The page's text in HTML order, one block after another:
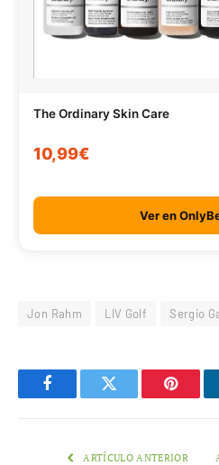
The Ordinary Skin Care
10,99€
Ver en
Jon Rahm LIV Golf Sergio
FacebookTwitter
ARTÍCULO ANTERIOR